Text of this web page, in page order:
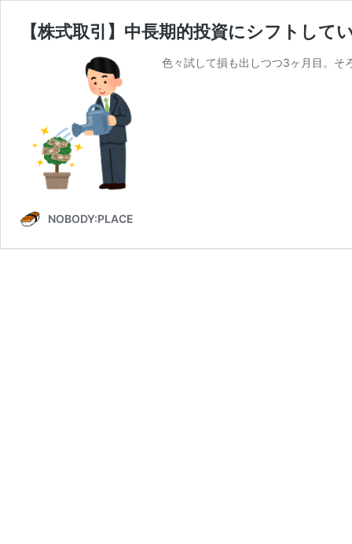
【株式取引】中長期的投資にシフトして
色々試して損も出しつつ3ヶ月目。
NOBODY:PLACE